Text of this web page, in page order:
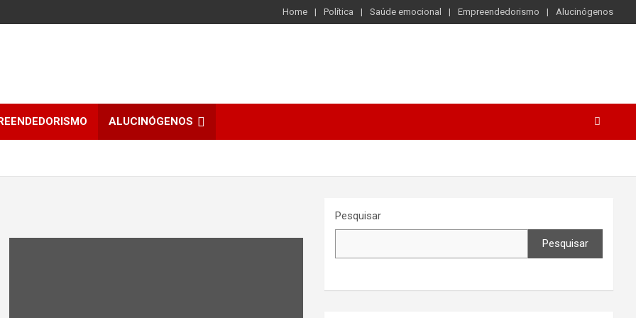
Home Política Saúde emocional Empreendedorismo Alucinógenos
ALUCINÓGENOS
Pesquisar
Pesquisar